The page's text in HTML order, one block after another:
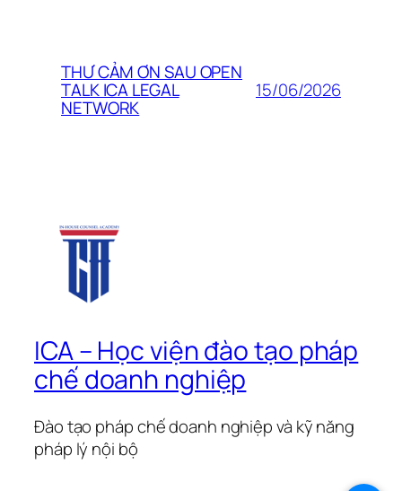
THƯ CẢM ƠN SAU OPEN
TALK ICA LEGAL
NETWORK
15/06/2026
ICA – Học viện đào tạo pháp
chế doanh nghiệp
Đào tạo pháp chế doanh nghiệp và kỹ năng
pháp lý nội bộ